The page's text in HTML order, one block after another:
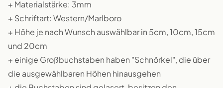
+ Materialstärke: 3mm
+ Schriftart: Western/Marlboro
+ Höhe je nach Wunsch auswählbar in 5cm, 10cm, 15cm
und 20cm
+ einige Großbuchstaben haben "Schnörkel", die über
die ausgewählbaren Höhen hinausgehen